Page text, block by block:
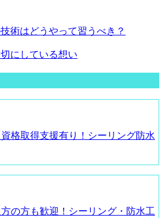
術はどうやって習うべき？
にしている想い
格取得支援有り！シーリング防水
方の方も歓迎！シーリング・防水工